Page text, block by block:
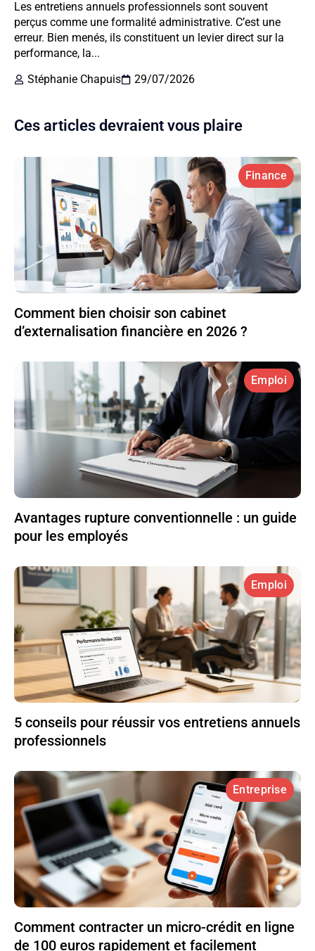
Les entretiens annuels professionnels sont souvent
perçus comme une formalité administrative. C’est une
erreur. Bien menés, ils constituent un levier direct sur la
performance, la...
Stéphanie Chapuis
29/07/2026
Ces articles devraient vous plaire
Finance
Comment bien choisir son cabinet
d’externalisation financière en 2026 ?
Emploi
Avantages rupture conventionnelle : un guide
pour les employés
Emploi
5 conseils pour réussir vos entretiens annuels
professionnels
Entreprise
Comment contracter un micro-crédit en ligne
de 100 euros rapidement et facilement